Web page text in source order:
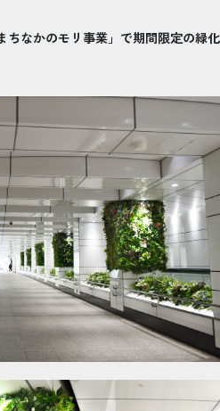
ちなかのモリ事業」で期間限定の緑化